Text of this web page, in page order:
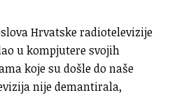
Hrvatske radiotelevizije
u kompjutere svojih
koje su došle do naše
nije demantirala,